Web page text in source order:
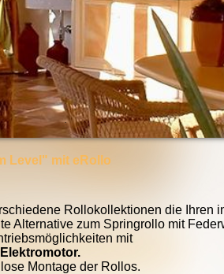
.
Level" mit eRollo
Rollokollektionen die Ihren
Alternative zum Springrollo mit
mit
Montage der Rollos.